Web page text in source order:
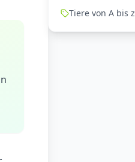
Tiere von A bis z